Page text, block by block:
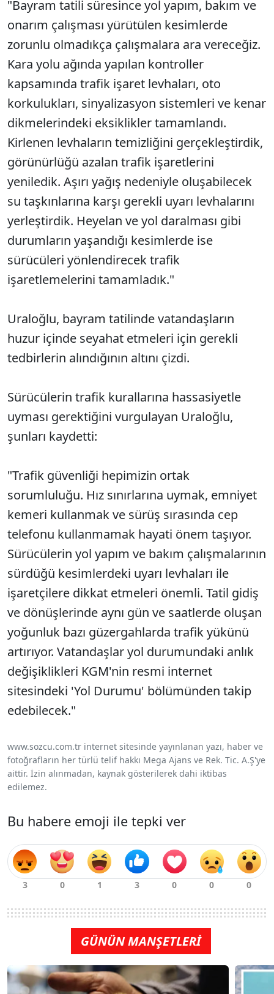
"Bayram tatili süresince yol yapım, bakım ve
onarım çalışması yürütülen kesimlerde
zorunlu olmadıkça çalışmalara ara vereceğiz.
Kara yolu ağında yapılan kontroller
kapsamında trafik işaret levhaları, oto
korkulukları, sinyalizasyon sistemleri ve kenar
dikmelerindeki eksiklikler tamamlandı.
Kirlenen levhaların temizliğini gerçekleştirdik,
görünürlüğü azalan trafik işaretlerini
yeniledik. Aşırı yağış nedeniyle oluşabilecek
su taşkınlarına karşı gerekli uyarı levhalarını
yerleştirdik. Heyelan ve yol daralması gibi
durumların yaşandığı kesimlerde ise
sürücüleri yönlendirecek trafik
işaretlemelerini tamamladık."
Uraloğlu, bayram tatilinde vatandaşların
huzur içinde seyahat etmeleri için gerekli
tedbirlerin alındığının altını çizdi.
Sürücülerin trafik kurallarına hassasiyetle
uyması gerektiğini vurgulayan Uraloğlu,
şunları kaydetti:
"Trafik güvenliği hepimizin ortak
sorumluluğu. Hız sınırlarına uymak, emniyet
kemeri kullanmak ve sürüş sırasında cep
telefonu kullanmamak hayati önem taşıyor.
Sürücülerin yol yapım ve bakım çalışmalarının
sürdüğü kesimlerdeki uyarı levhaları ile
işaretçilere dikkat etmeleri önemli. Tatil gidiş
ve dönüşlerinde aynı gün ve saatlerde oluşan
yoğunluk bazı güzergahlarda trafik yükünü
artırıyor. Vatandaşlar yol durumundaki anlık
değişiklikleri KGM'nin resmi internet
sitesindeki 'Yol Durumu' bölümünden takip
edebilecek."
www.sozcu.com.tr internet sitesinde yayınlanan yazı, haber ve
fotoğrafların her türlü telif hakkı Mega Ajans ve Rek. Tic. A.Ş'ye
aittir. İzin alınmadan, kaynak gösterilerek dahi iktibas
edilemez.
Bu habere emoji ile tepki ver
GÜNÜN MANŞETLERİ